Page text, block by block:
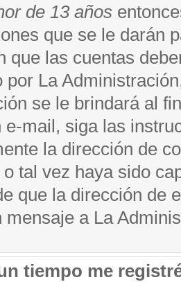
de 13 años
que se le darán
que las cuentas
por La
se le brindará al
e-mail, siga las
la dirección de
tal vez haya sido
que la dirección de
mensaje a La
tiempo me